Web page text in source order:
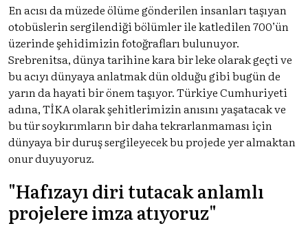
En acısı da müzede ölüme gönderilen insanları taşıyan
otobüslerin sergilendiği bölümler ile katledilen 700’ün
üzerinde şehidimizin fotoğrafları bulunuyor.
Srebrenitsa, dünya tarihine kara bir leke olarak geçti ve
bu acıyı dünyaya anlatmak dün olduğu gibi bugün de
yarın da hayati bir önem taşıyor. Türkiye Cumhuriyeti
adına, TİKA olarak şehitlerimizin anısını yaşatacak ve
bu tür soykırımların bir daha tekrarlanmaması için
dünyaya bir duruş sergileyecek bu projede yer almaktan
onur duyuyoruz.
"Hafızayı diri tutacak anlamlı
projelere imza atıyoruz"